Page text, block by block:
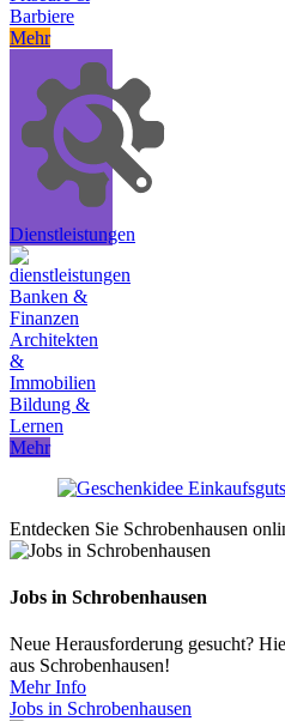
Barbiere
Mehr
Dienstleistungen
Banken &
Finanzen
Architekten
&
Immobilien
Bildung &
Lernen
Mehr
Entdecken Sie Schrobenhausen
Jobs in Schrobenhausen
Neue Herausforderung gesucht?
aus Schrobenhausen!
Mehr Info
Jobs in Schrobenhausen